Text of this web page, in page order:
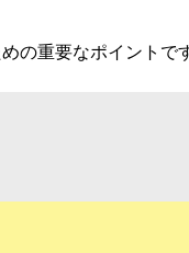
の重要なポイントで